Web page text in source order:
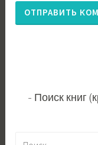
Поиск книг